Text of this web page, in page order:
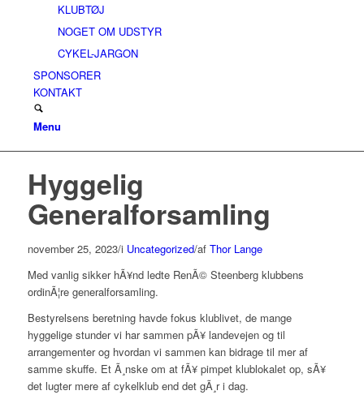
KLUBTØJ
NOGET OM UDSTYR
CYKEL-JARGON
SPONSORER
KONTAKT
Menu
Hyggelig
Generalforsamling
november 25, 2023/i Uncategorized/af Thor Lange
Med vanlig sikker hÃ¥nd ledte RenÃ© Steenberg klubbens
ordinÃ¦re generalforsamling.
Bestyrelsens beretning havde fokus klublivet, de mange
hyggelige stunder vi har sammen pÃ¥ landevejen og til
arrangementer og hvordan vi sammen kan bidrage til mer af
samme skuffe. Et Ã¸nske om at fÃ¥ pimpet klublokalet op, sÃ¥
det lugter mere af cykelklub end det gÃ¸r i dag.